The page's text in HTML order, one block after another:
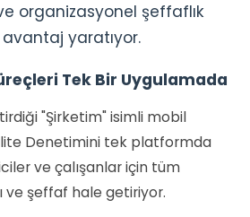
ve organizasyonel şeffaflık
avantaj yaratıyor.
Tek Bir Uygulamada
"Şirketim" isimli mobil
Denetimini tek platformda
ve çalışanlar için tüm
ve şeffaf hale getiriyor.